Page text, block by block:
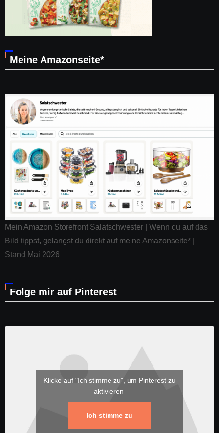
Meine Amazonseite*
Mein Amazon Storefront Salatschwester | Wenn du auf das
Bild tippst, gelangst du direkt auf meine Amazonseite* |
Stand Mai 2026
Folge mir auf Pinterest
Klicke auf "Ich stimme zu", um Pinterest zu
aktivieren
Ich stimme zu